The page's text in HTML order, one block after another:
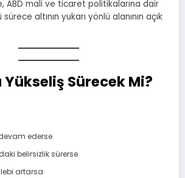
ABD mali ve ticaret politikalarına dair
altının yukarı yönlü alanının açık
Yükseliş Sürecek Mi?
ederse
belirsizlik sürerse
artarsa